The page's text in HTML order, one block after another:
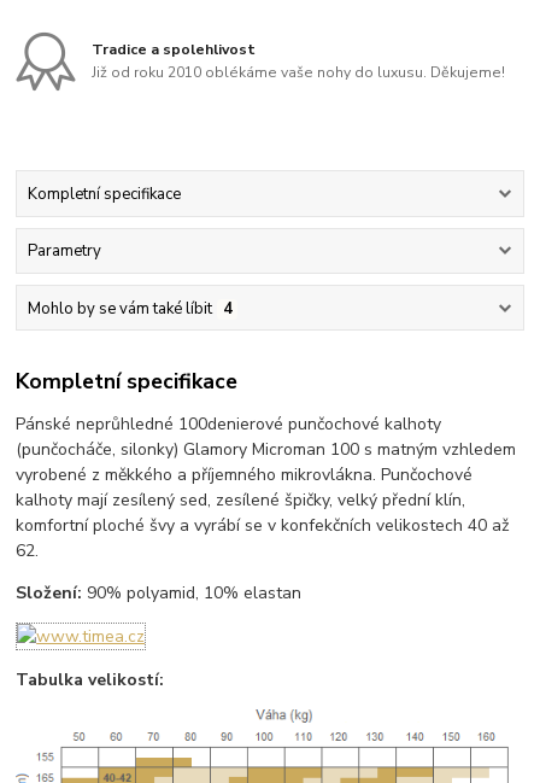
Tradice a spolehlivost
Již od roku 2010 oblékáme vaše nohy do luxusu. Děkujeme!
Kompletní specifikace
Parametry
Mohlo by se vám také líbit 4
Kompletní specifikace
Pánské neprůhledné 100denierové punčochové kalhoty
(punčocháče, silonky) Glamory Microman 100 s matným vzhledem
vyrobené z měkkého a příjemného mikrovlákna. Punčochové
kalhoty mají zesílený sed, zesílené špičky, velký přední klín,
komfortní ploché švy a vyrábí se v konfekčních velikostech 40 až
62.
Složení: 90% polyamid, 10% elastan
Tabulka velikostí: